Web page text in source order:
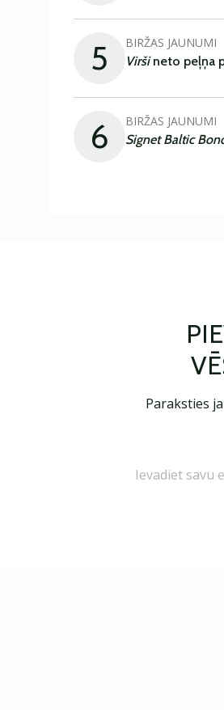
5 BIRŽAS JAUNUMI
Viršineto peļņa
6 BIRŽAS JAUNUMI
Signet Baltic
Paraksties